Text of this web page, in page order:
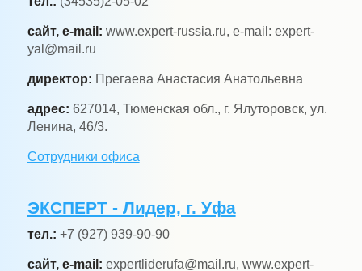
сайт, e-mail: www.expert-russia.ru, e-mail: expert-
yal@mail.ru
директор: Прегаева Анастасия Анатольевна
адрес: 627014, Тюменская обл., г. Ялуторовск, ул.
Ленина, 46/3.
Сотрудники офиса
ЭКСПЕРТ - Лидер, г. Уфа
тел.: +7 (927) 939-90-90
сайт, e-mail: expertliderufa@mail.ru, www.expert-